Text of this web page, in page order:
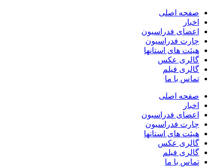
صفحه اصلی
اخبار
اعضای فدراسیون
چارت فدراسیون
هیئت های استانها
گالری عکس
گالری فیلم
تماس با ما
صفحه اصلی
اخبار
اعضای فدراسیون
چارت فدراسیون
هیئت های استانها
گالری عکس
گالری فیلم
تماس با ما